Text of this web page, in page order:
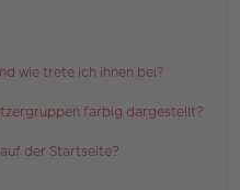
wie trete ich ihnen bei?
farbig dargestellt?
der Startseite?